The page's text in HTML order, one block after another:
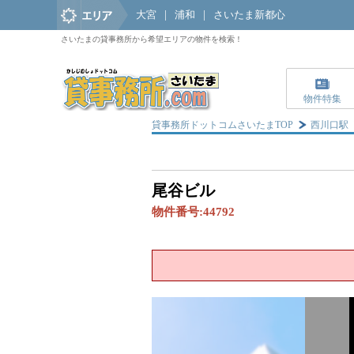
大宮 浦和 さいたま新都心
さいたまの貸事務所から希望エリアの物件を検索！
物件特集
貸事務所ドットコムさいたまTOP 西川口駅
尾谷ビル
物件番号:44792